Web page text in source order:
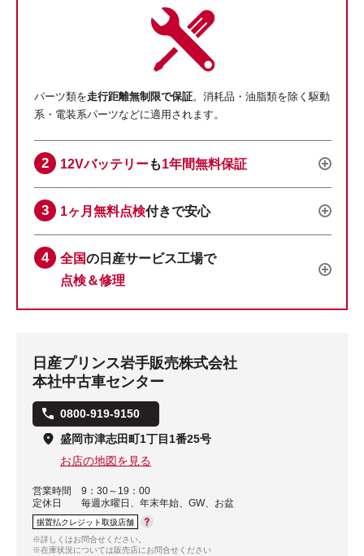
パーツ類を走行距離無制限で保証。消耗品・油脂類を除く駆動
系・電装系パーツなどに適用されます。
12Vバッテリーも1年間無料保証
1ヶ月無料点検付きで安心
全国の日産サービス工場で
点検＆修理
日産プリンス岩手販売株式会社
本社中古車センター
0800-919-9150
盛岡市津志田町1丁目1番25号
お店の地図を見る
営業時間
9：30～19：00
定休日
毎週水曜日、年末年始、GW、お盆
据置払クレジット取扱店舗
※詳しくはお問合せください。
※在庫状況については販売店にお問合せください